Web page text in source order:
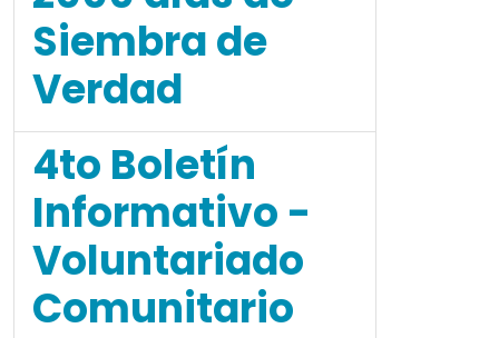
Siembra de
Verdad
4to Boletín
Informativo -
Voluntariado
Comunitario